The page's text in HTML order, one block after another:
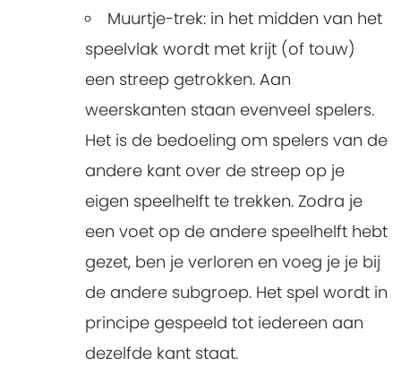
Muurtje-trek: in het midden van het
speelvlak wordt met krijt (of touw)
een streep getrokken. Aan
weerskanten staan evenveel spelers.
Het is de bedoeling om spelers van de
andere kant over de streep op je
eigen speelhelft te trekken. Zodra je
een voet op de andere speelhelft hebt
gezet, ben je verloren en voeg je je bij
de andere subgroep. Het spel wordt in
principe gespeeld tot iedereen aan
dezelfde kant staat.